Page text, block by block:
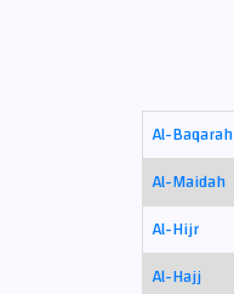
Al-Baqarah
Al-Maidah
Al-Hijr
Al-Hajj